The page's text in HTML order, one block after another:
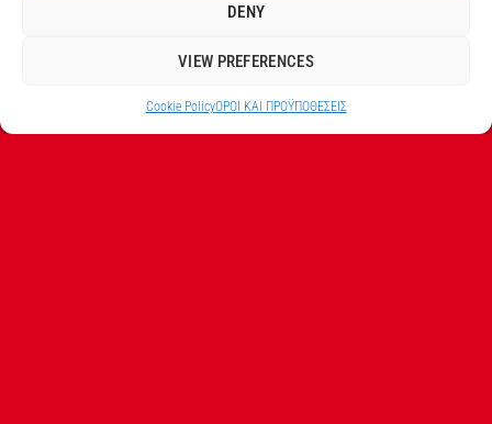
DENY
VIEW PREFERENCES
Cookie PolicyΟΡΟI ΚΑΙ ΠΡΟΫΠΟΘEΣΕΙΣ
Νέα προιόντα